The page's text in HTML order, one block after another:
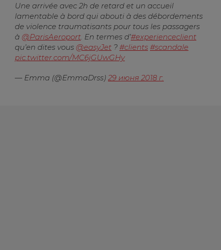
Une arrivée avec 2h de retard et un accueil
lamentable à bord qui abouti à des débordements
de violence traumatisants pour tous les passagers
à @ParisAeroport. En termes d’#experienceclient
qu’en dites vous @easyJet ? #clients #scandale
pic.twitter.com/MC6jGUwGHy
— Emma (@EmmaDrss) 29 июня 2018 г.